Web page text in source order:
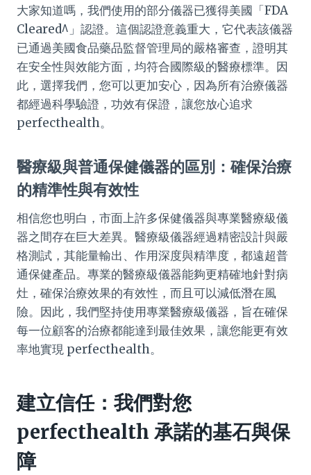
大家知道嗎，我們使用的部分儀器已獲得美國「FDA
Cleared^」認證。這個認證意義重大，它代表該儀器
已通過美國食品藥品監督管理局的嚴格審查，證明其
在安全性與效能方面，均符合國際級的醫療標準。因
此，選擇我們，您可以更加安心，因為所有治療儀器
都經過科學驗證，功效有保證，讓您放心追求
perfecthealth。
醫療級與普通保健儀器的區別：確保治療
的精準性與有效性
相信您也明白，市面上許多保健儀器與專業醫療級儀
器之間存在巨大差異。醫療級儀器經過精密設計與嚴
格測試，其能量輸出、作用深度與精準度，都遠超普
通保健產品。專業的醫療級儀器能夠更精確地針對病
灶，確保治療效果的有效性，而且可以減低潛在風
險。因此，我們堅持使用專業醫療級儀器，旨在確保
每一位顧客的治療都能達到最佳效果，讓您能更有效
率地實現 perfecthealth。
建立信任：我們對您
perfecthealth 承諾的基石與保
障